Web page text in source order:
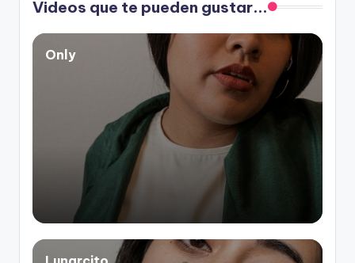
entradas
Videos que te pueden gustar...
Only